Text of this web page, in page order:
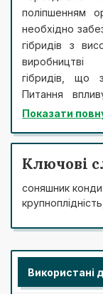
поліпшенням
необхідно
гібридів з
виробництві
гібридів, що
Питання
урожайність
створенню
створених
показників
соняшнику
Показати
Ключові
соняшник
Використані